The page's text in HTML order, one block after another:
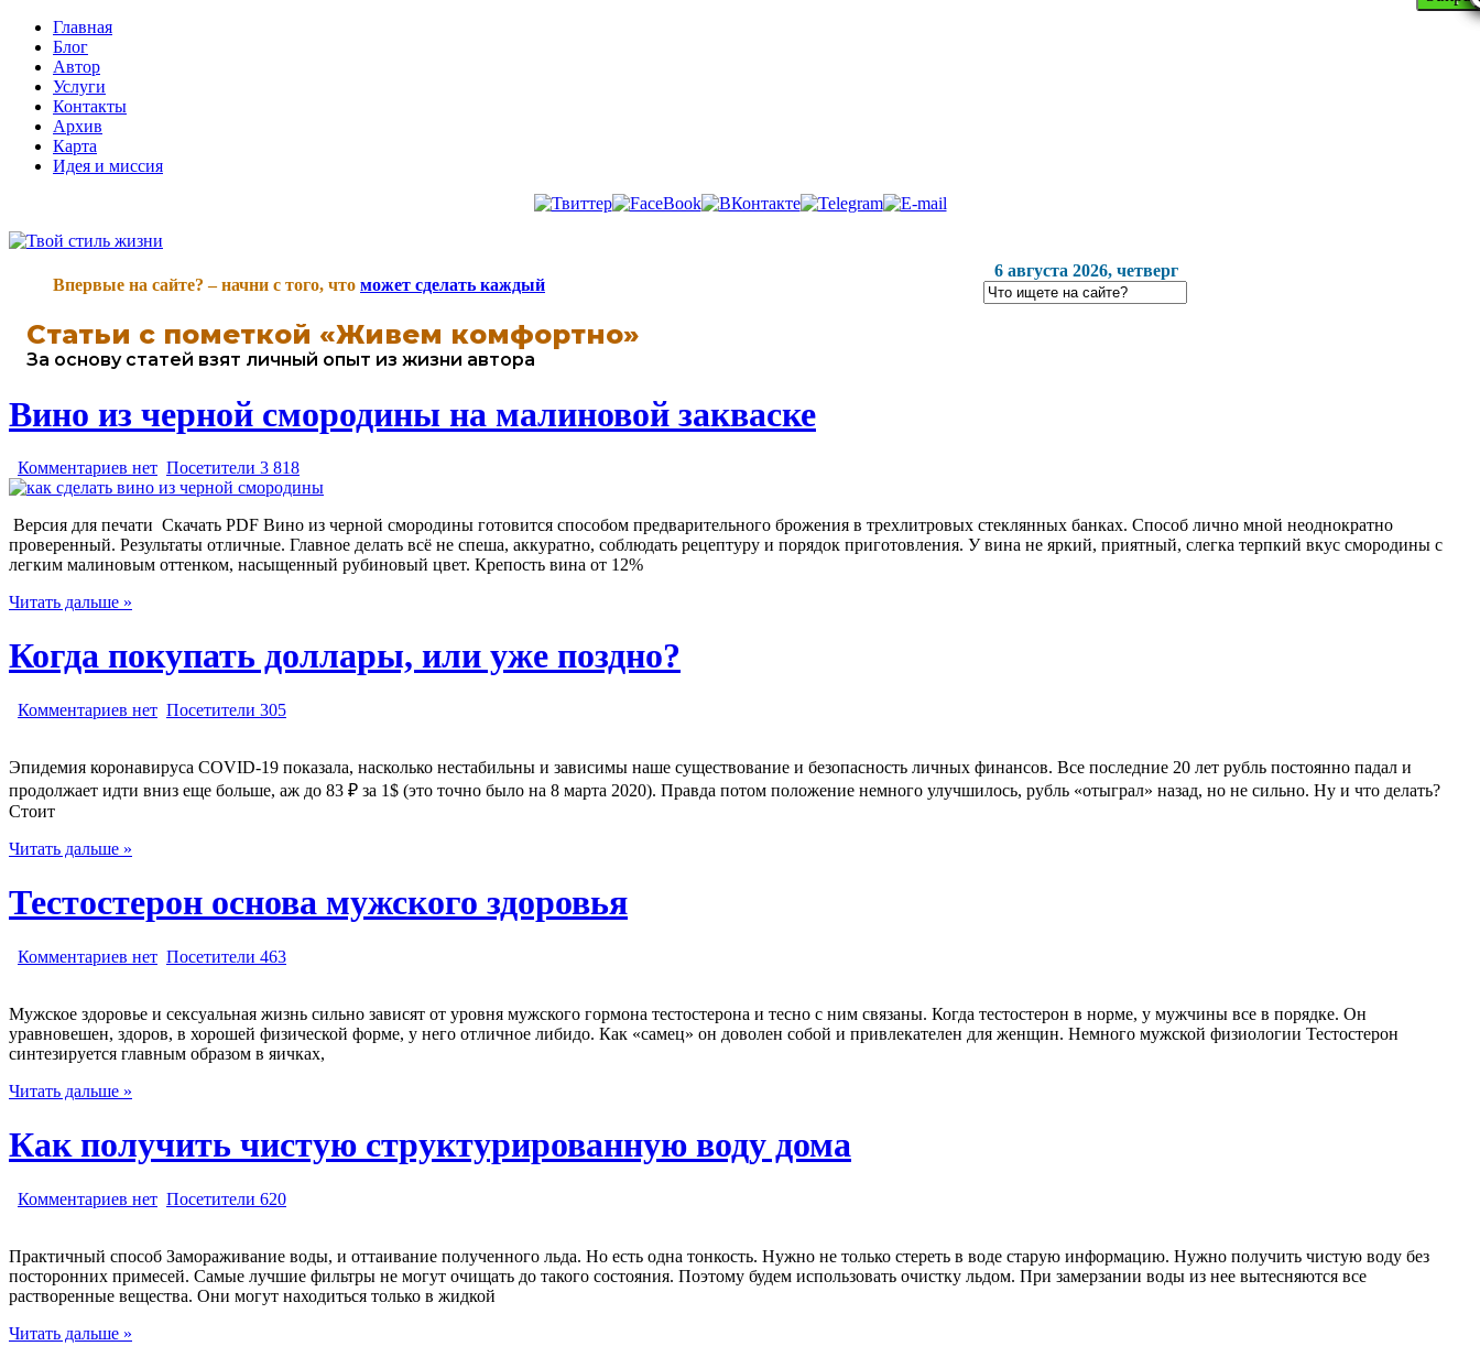
Главная
Блог
Автор
Услуги
Контакты
Архив
Карта
Идея и миссия
Впервые на сайте? – начни с того, что может сделать каждый
6 августа 2026, четверг
Статьи с пометкой «Живем комфортно»
За основу статей взят личный опыт из жизни автора
Вино из черной смородины на малиновой закваске
Комментариев нет Посетители 3 818
Версия для печати Скачать PDF Вино из черной смородины готовится способом предварительного брожения в трехлитровых стеклянных банках. Способ лично мной неоднократно
проверенный. Результаты отличные. Главное делать всё не спеша, аккуратно, соблюдать рецептуру и порядок приготовления. У вина не яркий, приятный, слегка терпкий вкус смородины с
легким малиновым оттенком, насыщенный рубиновый цвет. Крепость вина от 12%
Читать дальше »
Когда покупать доллары, или уже поздно?
Комментариев нет Посетители 305
Эпидемия коронавируса COVID-19 показала, насколько нестабильны и зависимы наше существование и безопасность личных финансов. Все последние 20 лет рубль постоянно падал и
продолжает идти вниз еще больше, аж до 83 ₽ за 1$ (это точно было на 8 марта 2020). Правда потом положение немного улучшилось, рубль «отыграл» назад, но не сильно. Ну и что делать?
Стоит
Читать дальше »
Тестостерон основа мужского здоровья
Комментариев нет Посетители 463
Мужское здоровье и сексуальная жизнь сильно зависят от уровня мужского гормона тестостерона и тесно с ним связаны. Когда тестостерон в норме, у мужчины все в порядке. Он
уравновешен, здоров, в хорошей физической форме, у него отличное либидо. Как «самец» он доволен собой и привлекателен для женщин. Немного мужской физиологии Тестостерон
синтезируется главным образом в яичках,
Читать дальше »
Как получить чистую структурированную воду дома
Комментариев нет Посетители 620
Практичный способ Замораживание воды, и оттаивание полученного льда. Но есть одна тонкость. Нужно не только стереть в воде старую информацию. Нужно получить чистую воду без
посторонних примесей. Самые лучшие фильтры не могут очищать до такого состояния. Поэтому будем использовать очистку льдом. При замерзании воды из нее вытесняются все
растворенные вещества. Они могут находиться только в жидкой
Читать дальше »